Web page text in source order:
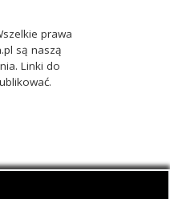
prawa
są naszą
Linki do